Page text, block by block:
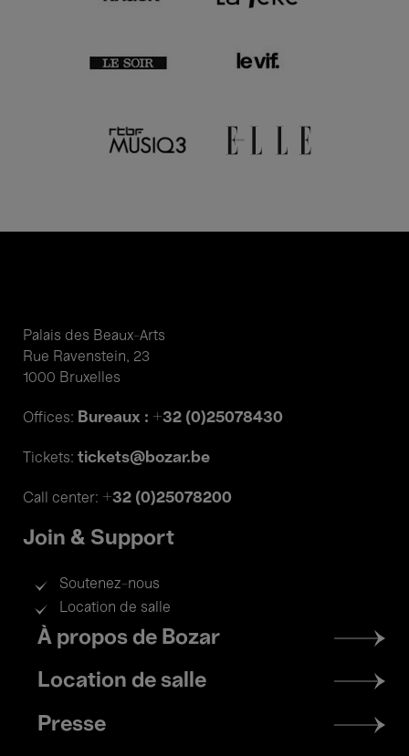
Palais des Beaux-Arts
Rue Ravenstein, 23
1000 Bruxelles
Offices: Bureaux : +32 (0)25078430
Tickets: tickets@bozar.be
Call center: +32 (0)25078200
Join & Support
Soutenez-nous
Location de salle
Footer
menu
À propos de Bozar
Location de salle
Presse